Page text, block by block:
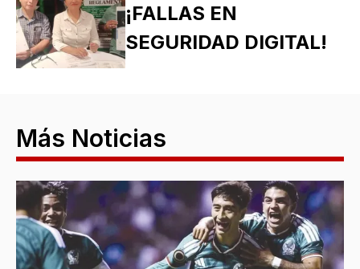
¡FALLAS EN
SEGURIDAD DIGITAL!
Más Noticias